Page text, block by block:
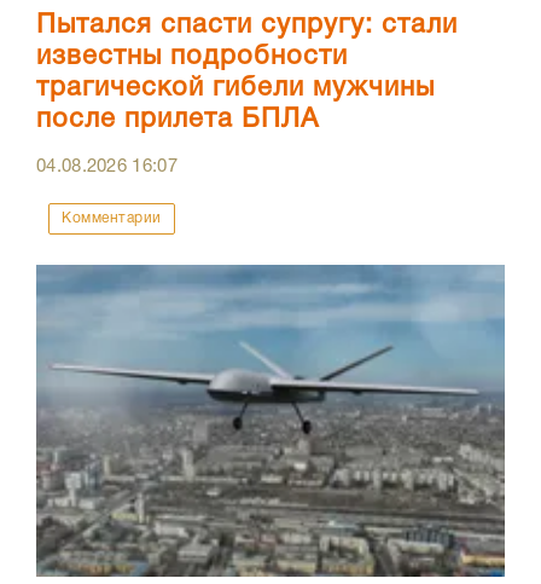
Пытался спасти супругу: стали
известны подробности
трагической гибели мужчины
после прилета БПЛА
04.08.2026 16:07
Комментарии